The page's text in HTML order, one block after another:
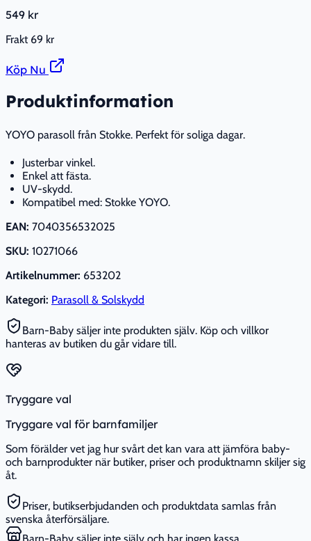
549 kr
Frakt 69 kr
Köp Nu
Produktinformation
YOYO parasoll från Stokke. Perfekt för soliga dagar.
Justerbar vinkel.
Enkel att fästa.
UV-skydd.
Kompatibel med: Stokke YOYO.
EAN: 7040356532025
SKU: 10271066
Artikelnummer: 653202
Kategori: Parasoll & Solskydd
Barn-Baby säljer inte produkten själv. Köp och villkor
hanteras av butiken du går vidare till.
Tryggare val
Tryggare val för barnfamiljer
Som förälder vet jag hur svårt det kan vara att jämföra baby-
och barnprodukter när butiker, priser och produktnamn skiljer sig
åt.
Priser, butikserbjudanden och produktdata samlas från
svenska återförsäljare.
Barn-Baby säljer inte själv och har ingen kassa.